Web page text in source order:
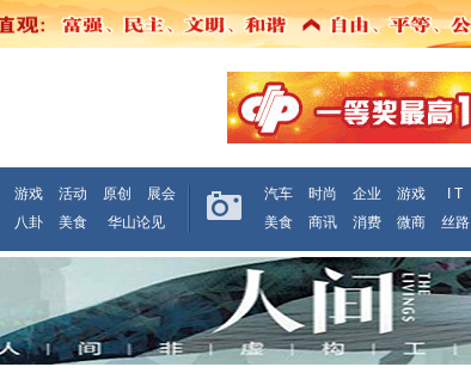
游戏 活动 原创
展会
八卦 美食 华山论见
汽车 时尚 企业 游戏 I T
美食
商讯 消费 微商 丝路